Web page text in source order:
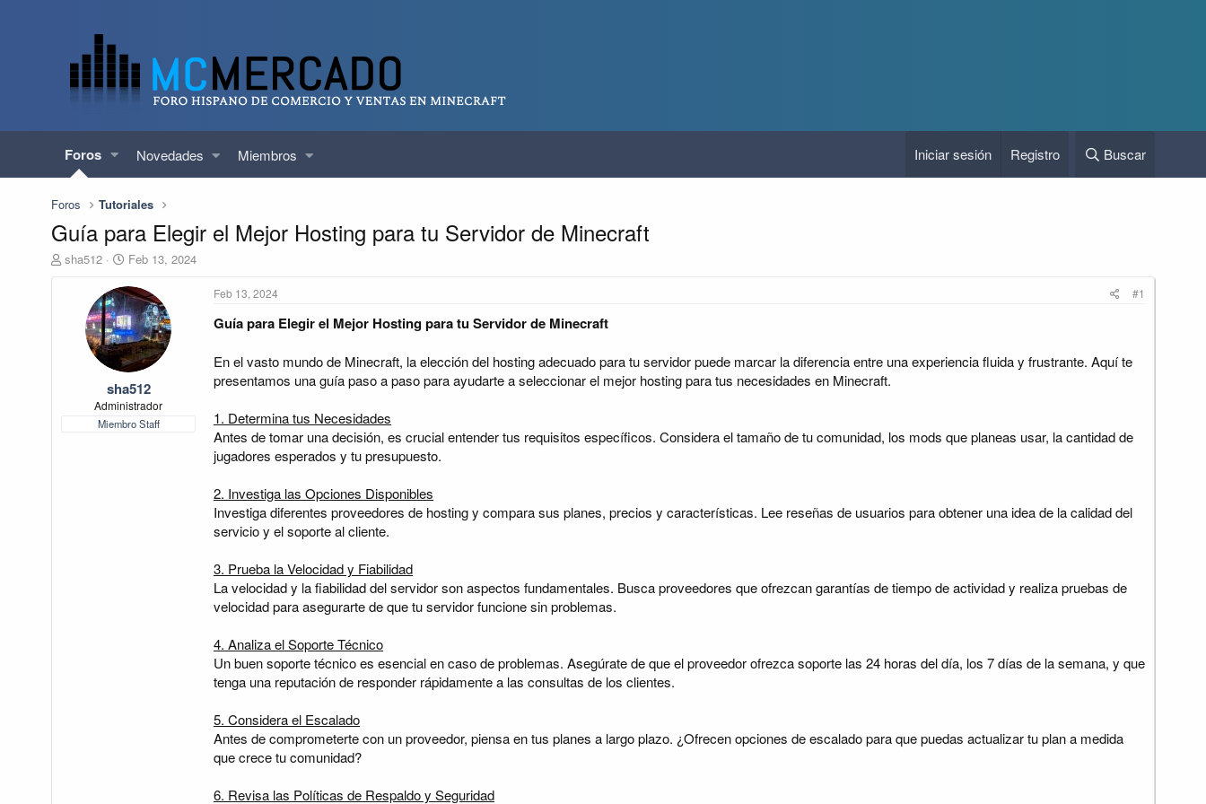
Foros Novedades Miembros Iniciar sesión Registro Buscar
Foros Tutoriales
Guía para Elegir el Mejor Hosting para tu Servidor de Minecraft
E
sha512
F
c
h
a
d
e
i
n
i
c
Feb 13, 2024
sha512
Administrador
Miembro Staff
Feb 13, 2024 #1
Guía para Elegir el Mejor Hosting para tu Servidor de Minecraft
En el vasto mundo de Minecraft, la elección del hosting adecuado para tu servidor puede marcar la diferencia entre una experiencia fluida y frustrante. Aquí te
presentamos una guía paso a paso para ayudarte a seleccionar el mejor hosting para tus necesidades en Minecraft.
1. Determina tus Necesidades
Antes de tomar una decisión, es crucial entender tus requisitos específicos. Considera el tamaño de tu comunidad, los mods que planeas usar, la cantidad de
jugadores esperados y tu presupuesto.
2. Investiga las Opciones Disponibles
Investiga diferentes proveedores de hosting y compara sus planes, precios y características. Lee reseñas de usuarios para obtener una idea de la calidad del
servicio y el soporte al cliente.
3. Prueba la Velocidad y Fiabilidad
La velocidad y la fiabilidad del servidor son aspectos fundamentales. Busca proveedores que ofrezcan garantías de tiempo de actividad y realiza pruebas de
velocidad para asegurarte de que tu servidor funcione sin problemas.
4. Analiza el Soporte Técnico
Un buen soporte técnico es esencial en caso de problemas. Asegúrate de que el proveedor ofrezca soporte las 24 horas del día, los 7 días de la semana, y que
tenga una reputación de responder rápidamente a las consultas de los clientes.
5. Considera el Escalado
Antes de comprometerte con un proveedor, piensa en tus planes a largo plazo. ¿Ofrecen opciones de escalado para que puedas actualizar tu plan a medida
que crece tu comunidad?
6. Revisa las Políticas de Respaldo y Seguridad